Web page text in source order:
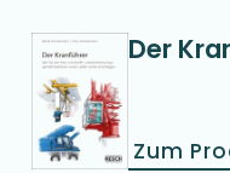
Der
Zum